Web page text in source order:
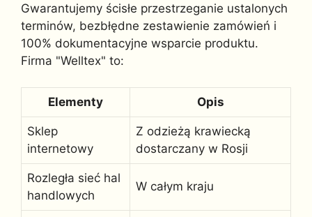
Gwarantujemy ścisłe przestrzeganie ustalonych
terminów, bezbłędne zestawienie zamówień i
100% dokumentacyjne wsparcie produktu.
Firma "Welltex" to:
Elementy Opis
Sklep
internetowy
Z odzieżą krawiecką
dostarczany w Rosji
Rozległa sieć hal
handlowych
W całym kraju